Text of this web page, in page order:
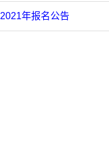
2021年报名公告